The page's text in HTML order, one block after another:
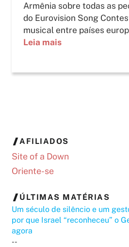
Armênia sobre todas as
do Eurovision Song
musical entre países
Leia mais
AFILIADOS
Site of a Down
Oriente-se
ÚLTIMAS MATÉRIAS
Um século de silêncio e um
por que Israel “reconheceu” o
agora
--